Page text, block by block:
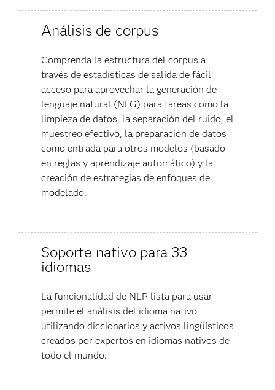
Análisis de corpus
Comprenda la estructura del corpus a
través de estadísticas de salida de fácil
acceso para aprovechar la generación de
lenguaje natural (NLG) para tareas como la
limpieza de datos, la separación del ruido, el
muestreo efectivo, la preparación de datos
como entrada para otros modelos (basado
en reglas y aprendizaje automático) y la
creación de estrategias de enfoques de
modelado.
Soporte nativo para 33
idiomas
La funcionalidad de NLP lista para usar
permite el análisis del idioma nativo
utilizando diccionarios y activos lingüísticos
creados por expertos en idiomas nativos de
todo el mundo.